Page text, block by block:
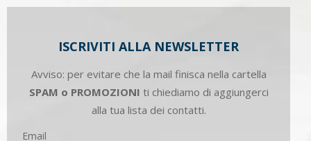
ISCRIVITI ALLA NEWSLETTER
Avviso: per evitare che la mail finisca nella cartella
SPAM o PROMOZIONI ti chiediamo di aggiungerci
alla tua lista dei contatti.
Email